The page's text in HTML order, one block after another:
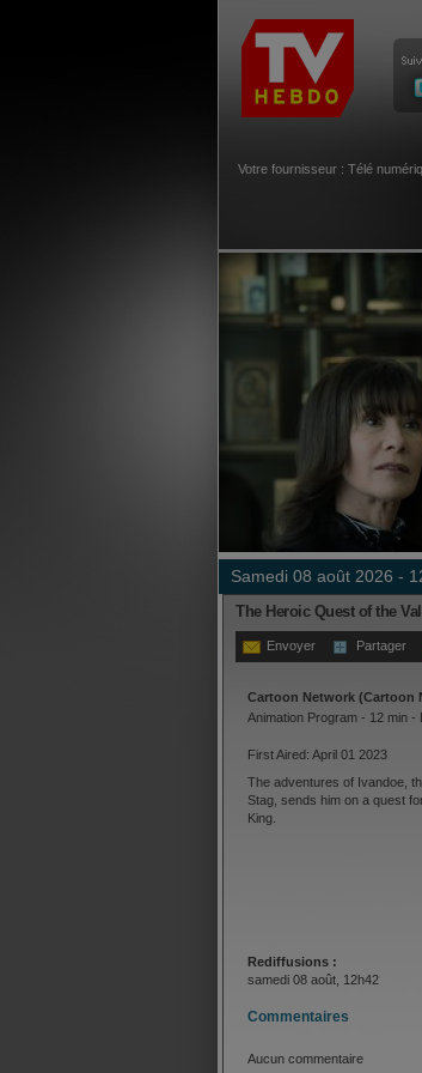
Votre fournisseur : Télé
samedi 08 août 2026 -
The Heroic Quest of the
Envoyer Partager
Cartoon Network (Cartoon
Animation Program - 12 min -
First Aired: April 01 2023
The adventures of Ivandoe,
Stag, sends him on a quest
King.
Rediffusions :
samedi 08 août, 12h42
Commentaires
Aucun commentaire